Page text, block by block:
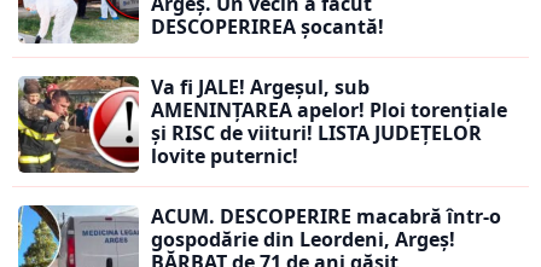
DESCOPERIREA șocantă!
Va fi JALE! Argeșul, sub
AMENINȚAREA apelor! Ploi torențiale
și RISC de viituri! LISTA JUDEȚELOR
lovite puternic!
ACUM. DESCOPERIRE macabră într-o
gospodărie din Leordeni, Argeș!